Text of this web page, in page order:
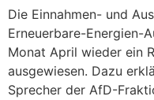
Die Einnahmen- und
Erneuerbare-Energien-
Monat April wieder ein
ausgewiesen. Dazu
Sprecher der AfD-